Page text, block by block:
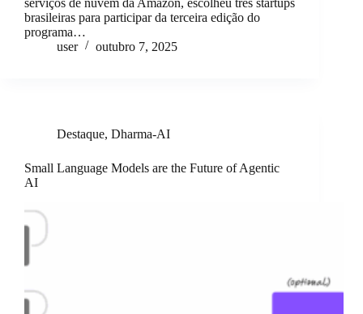
serviços de nuvem da Amazon, escolheu três startups
brasileiras para participar da terceira edição do
programa…
user
outubro 7, 2025
Destaque, Dharma-AI
Small Language Models are the Future of Agentic
AI